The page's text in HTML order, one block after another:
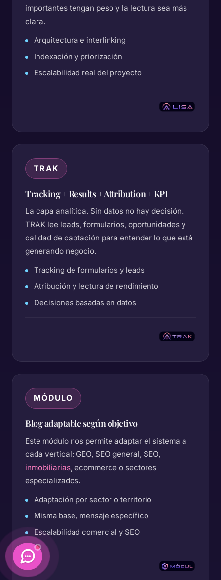
importantes tengan peso y la lectura sea más
clara.
Arquitectura e interlinking
Indexación y priorización
Escalabilidad real del proyecto
TRAK
Tracking + Results + Attribution + KPI
La capa analítica. Sin datos no hay decisión.
TRAK lee leads, formularios, oportunidades y
calidad de captación para entender lo que está
generando negocio.
Tracking de formularios y leads
Atribución y lectura de rendimiento
Decisiones basadas en datos
MÓDULO
Blog adaptable según objetivo
Este módulo nos permite adaptar el sistema a
cada vertical: GEO, SEO general, SEO,
inmobiliarias, ecommerce o sectores
especializados.
Adaptación por sector o territorio
Misma base, mensaje específico
Escalabilidad comercial y SEO